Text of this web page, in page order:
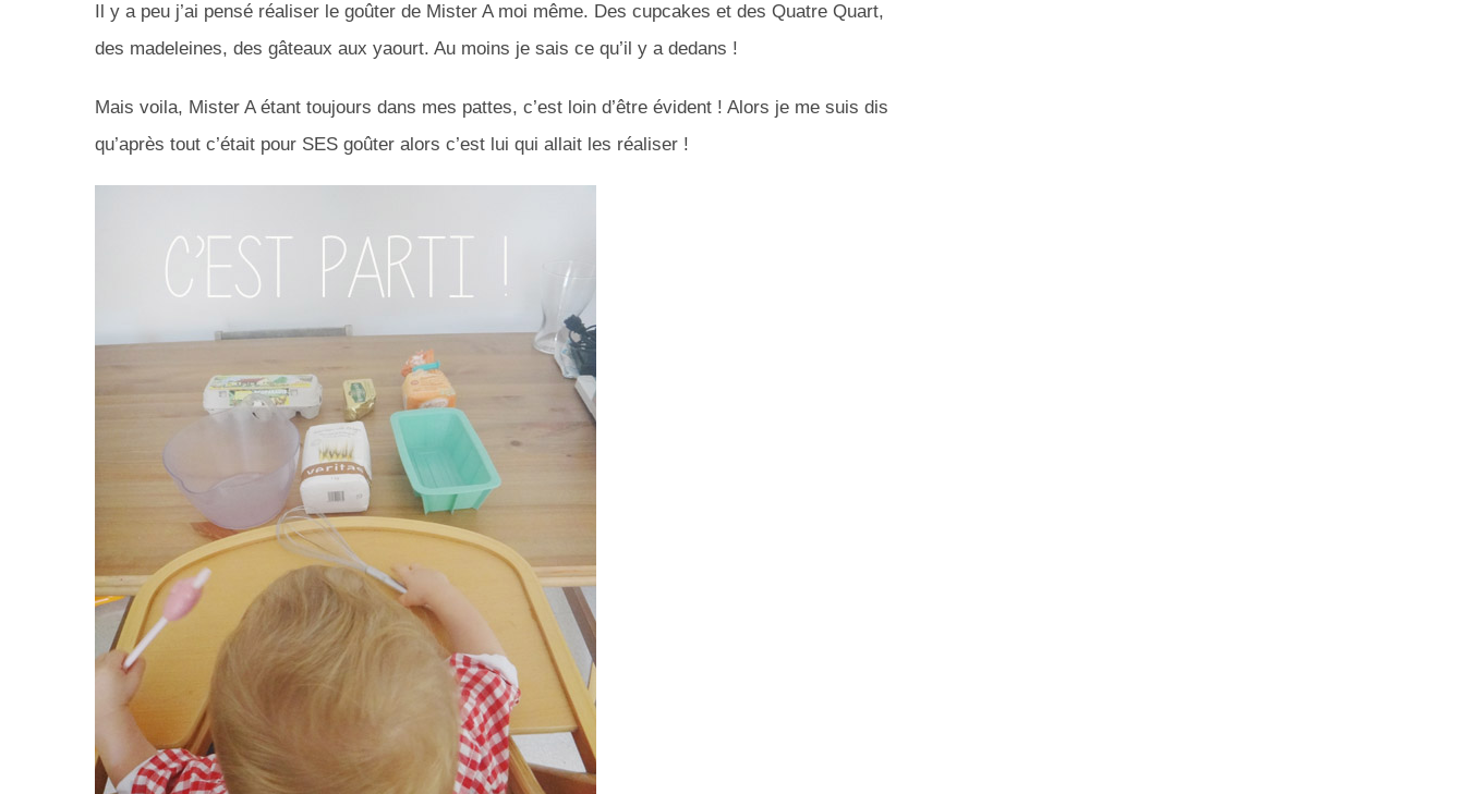
Il y a peu j’ai pensé réaliser le goûter de Mister A moi même. Des cupcakes et des Quatre Quart,
des madeleines, des gâteaux aux yaourt. Au moins je sais ce qu’il y a dedans !
Mais voila, Mister A étant toujours dans mes pattes, c’est loin d’être évident ! Alors je me suis dis
qu’après tout c’était pour SES goûter alors c’est lui qui allait les réaliser !